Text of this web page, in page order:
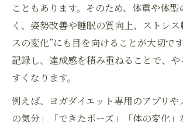
こともあります。そのため、体重や体型
く、姿勢改善や睡眠の質向上、ストレス
スの変化”にも目を向けることが大切で
記録し、達成感を積み重ねることで、
すくなります。
例えば、ヨガダイエット専用のアプリや
の気分」「できたポーズ」「体の変化」